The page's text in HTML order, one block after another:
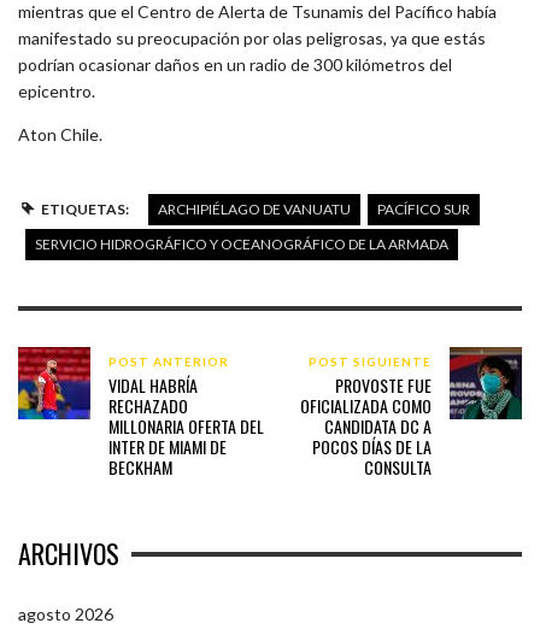
mientras que el Centro de Alerta de Tsunamis del Pacífico había
manifestado su preocupación por olas peligrosas, ya que estás
podrían ocasionar daños en un radio de 300 kilómetros del
epicentro.
Aton Chile.
ETIQUETAS: ARCHIPIÉLAGO DE VANUATU
PACÍFICO SUR
SERVICIO HIDROGRÁFICO Y OCEANOGRÁFICO DE LA ARMADA
POST ANTERIOR
VIDAL HABRÍA
RECHAZADO
MILLONARIA OFERTA DEL
INTER DE MIAMI DE
BECKHAM
POST SIGUIENTE
PROVOSTE FUE
OFICIALIZADA COMO
CANDIDATA DC A
POCOS DÍAS DE LA
CONSULTA
ARCHIVOS
agosto 2026